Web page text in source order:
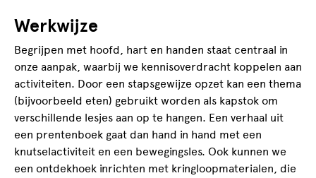
Werkwijze
Begrijpen met hoofd, hart en handen staat centraal in
onze aanpak, waarbij we kennisoverdracht koppelen aan
activiteiten. Door een stapsgewijze opzet kan een thema
(bijvoorbeeld eten) gebruikt worden als kapstok om
verschillende lesjes aan op te hangen. Een verhaal uit
een prentenboek gaat dan hand in hand met een
knutselactiviteit en een bewegingsles. Ook kunnen we
een ontdekhoek inrichten met kringloopmaterialen, die